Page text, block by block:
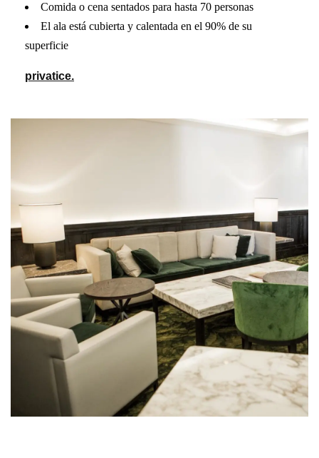
Comida o cena sentados para hasta 70 personas
El ala está cubierta y calentada en el 90% de su
superficie
privatice.